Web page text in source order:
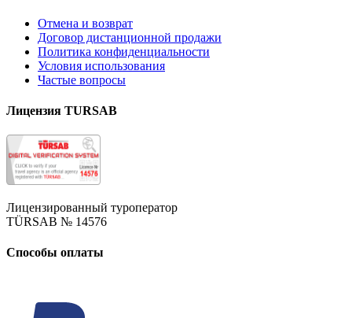
Отмена и возврат
Договор дистанционной продажи
Политика конфиденциальности
Условия использования
Частые вопросы
Лицензия TURSAB
Лицензированный туроператор
TÜRSAB № 14576
Способы оплаты